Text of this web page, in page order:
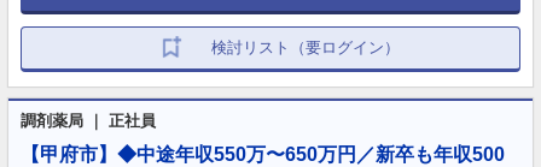
検討リスト（要ログイン）
調剤薬局 ｜ 正社員
【甲府市】◆中途年収550万〜650万円／新卒も年収500